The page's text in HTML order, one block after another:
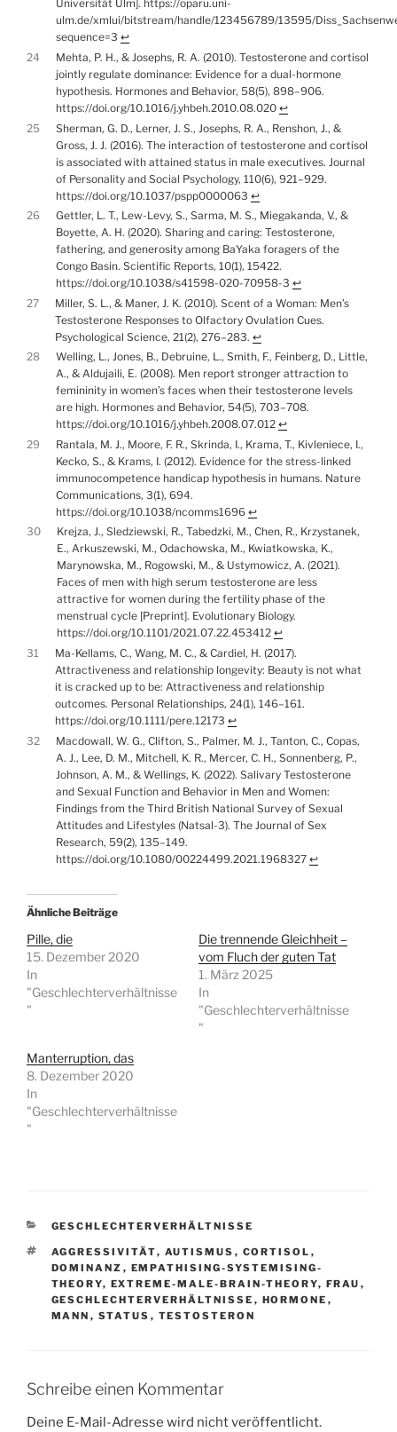
Universität Ulm]. https://oparu.uni-
ulm.de/xmlui/bitstream/handle/123456789/13595/
sequence=3 ↩︎
24
Mehta, P. H., & Josephs, R. A. (2010). Testosterone and cortisol
jointly regulate dominance: Evidence for a dual-hormone
hypothesis. Hormones and Behavior, 58(5), 898–906.
https://doi.org/10.1016/j.yhbeh.2010.08.020 ↩︎
25
Sherman, G. D., Lerner, J. S., Josephs, R. A., Renshon, J., &
Gross, J. J. (2016). The interaction of testosterone and cortisol
is associated with attained status in male executives. Journal
of Personality and Social Psychology, 110(6), 921–929.
https://doi.org/10.1037/pspp0000063 ↩︎
26
Gettler, L. T., Lew-Levy, S., Sarma, M. S., Miegakanda, V., &
Boyette, A. H. (2020). Sharing and caring: Testosterone,
fathering, and generosity among BaYaka foragers of the
Congo Basin. Scientific Reports, 10(1), 15422.
https://doi.org/10.1038/s41598-020-70958-3 ↩︎
27
Miller, S. L., & Maner, J. K. (2010). Scent of a Woman: Men’s
Testosterone Responses to Olfactory Ovulation Cues.
Psychological Science, 21(2), 276–283. ↩︎
28
Welling, L., Jones, B., Debruine, L., Smith, F., Feinberg, D., Little,
A., & Aldujaili, E. (2008). Men report stronger attraction to
femininity in women’s faces when their testosterone levels
are high. Hormones and Behavior, 54(5), 703–708.
https://doi.org/10.1016/j.yhbeh.2008.07.012 ↩︎
29
Rantala, M. J., Moore, F. R., Skrinda, I., Krama, T., Kivleniece, I.,
Kecko, S., & Krams, I. (2012). Evidence for the stress-linked
immunocompetence handicap hypothesis in humans. Nature
Communications, 3(1), 694.
https://doi.org/10.1038/ncomms1696 ↩︎
30
Krejza, J., Sledziewski, R., Tabedzki, M., Chen, R., Krzystanek,
E., Arkuszewski, M., Odachowska, M., Kwiatkowska, K.,
Marynowska, M., Rogowski, M., & Ustymowicz, A. (2021).
Faces of men with high serum testosterone are less
attractive for women during the fertility phase of the
menstrual cycle [Preprint]. Evolutionary Biology.
https://doi.org/10.1101/2021.07.22.453412 ↩︎
31
Ma-Kellams, C., Wang, M. C., & Cardiel, H. (2017).
Attractiveness and relationship longevity: Beauty is not what
it is cracked up to be: Attractiveness and relationship
outcomes. Personal Relationships, 24(1), 146–161.
https://doi.org/10.1111/pere.12173 ↩︎
32
Macdowall, W. G., Clifton, S., Palmer, M. J., Tanton, C., Copas,
A. J., Lee, D. M., Mitchell, K. R., Mercer, C. H., Sonnenberg, P.,
Johnson, A. M., & Wellings, K. (2022). Salivary Testosterone
and Sexual Function and Behavior in Men and Women:
Findings from the Third British National Survey of Sexual
Attitudes and Lifestyles (Natsal-3). The Journal of Sex
Research, 59(2), 135–149.
https://doi.org/10.1080/00224499.2021.1968327 ↩︎
Ähnliche Beiträge
Pille, die
15. Dezember 2020
In
"Geschlechterverhältnisse
"
Die trennende Gleichheit –
vom Fluch der guten Tat
1. März 2025
In
"Geschlechterverhältnisse
"
Manterruption, das
8. Dezember 2020
In
"Geschlechterverhältnisse
"
KATEGORIEN
GESCHLECHTERVERHÄLTNISSE
SCHLAGWÖRTER
AGGRESSIVITÄT, AUTISMUS , CORTISOL ,
DOMINANZ , EMPATHISING-SYSTEMISING-
THEORY, EXTREME-MALE-BRAIN-THEORY, FRAU ,
GESCHLECHTERVERHÄLTNISSE , HORMONE ,
MANN , STATUS , TESTOSTERON
Schreibe einen Kommentar
Deine E-Mail-Adresse wird nicht veröffentlicht.